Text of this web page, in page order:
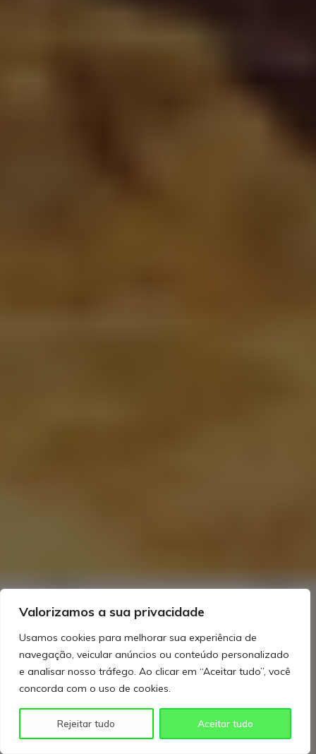
Valorizamos a sua privacidade
Usamos cookies para melhorar sua experiência de
navegação, veicular anúncios ou conteúdo personalizado
e analisar nosso tráfego. Ao clicar em “Aceitar tudo”, você
concorda com o uso de cookies.
Rejeitar tudo Aceitar tudo